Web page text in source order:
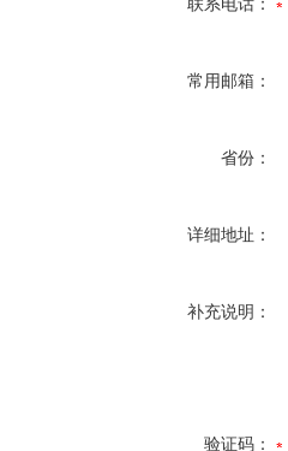
联系电话：
常用邮箱：
省份：
详细地址：
补充说明：
验证码：